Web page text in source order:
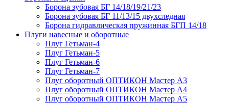
Борона зубовая БГ 14/18/19/21/23
Борона зубовая БГ 11/13/15 двухследная
Борона гидравлическая пружинная БГП 14/18
Плуги навесные и оборотные
Плуг Гетьман-4
Плуг Гетьман-5
Плуг Гетьман-6
Плуг Гетьман-7
Плуг оборотный ОПТИКОН Мастер А3
Плуг оборотный ОПТИКОН Мастер А4
Плуг оборотный ОПТИКОН Мастер А5